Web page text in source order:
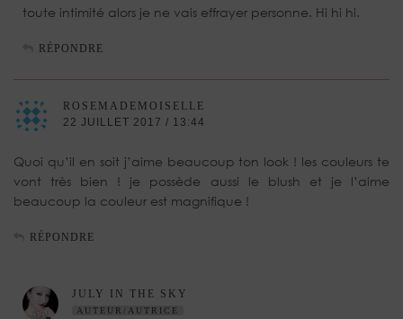
toute intimité alors je ne vais effrayer personne. Hi hi hi.
RÉPONDRE
ROSEMADEMOISELLE
22 JUILLET 2017 / 13:44
Quoi qu’il en soit j’aime beaucoup ton look ! les couleurs te
vont très bien ! je possède aussi le blush et je l’aime
beaucoup la couleur est magnifique !
RÉPONDRE
JULY IN THE SKY
AUTEUR/AUTRICE